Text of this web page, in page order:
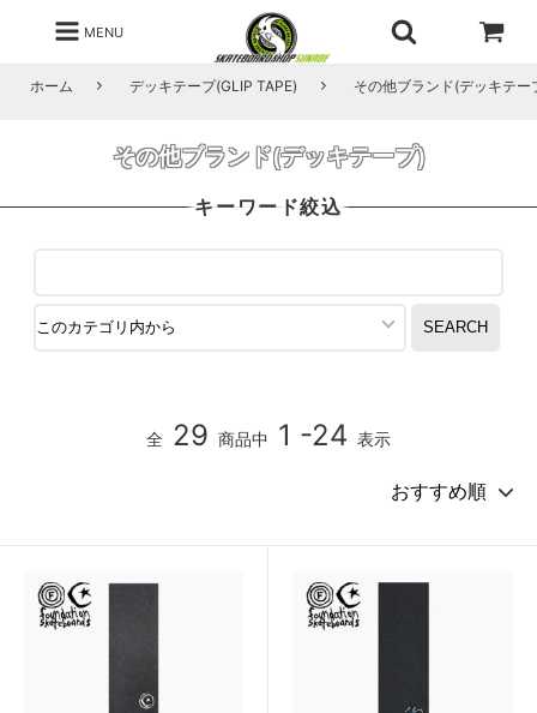
MENU
ホーム デッキテープ(GLIP TAPE) その他ブランド(デッキテー
その他ブランド(デッキテープ)
キーワード絞込
全 29 商品中 1 -24 表示